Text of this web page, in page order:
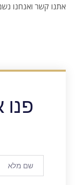
אתנו קשר ואנחנו
פנו